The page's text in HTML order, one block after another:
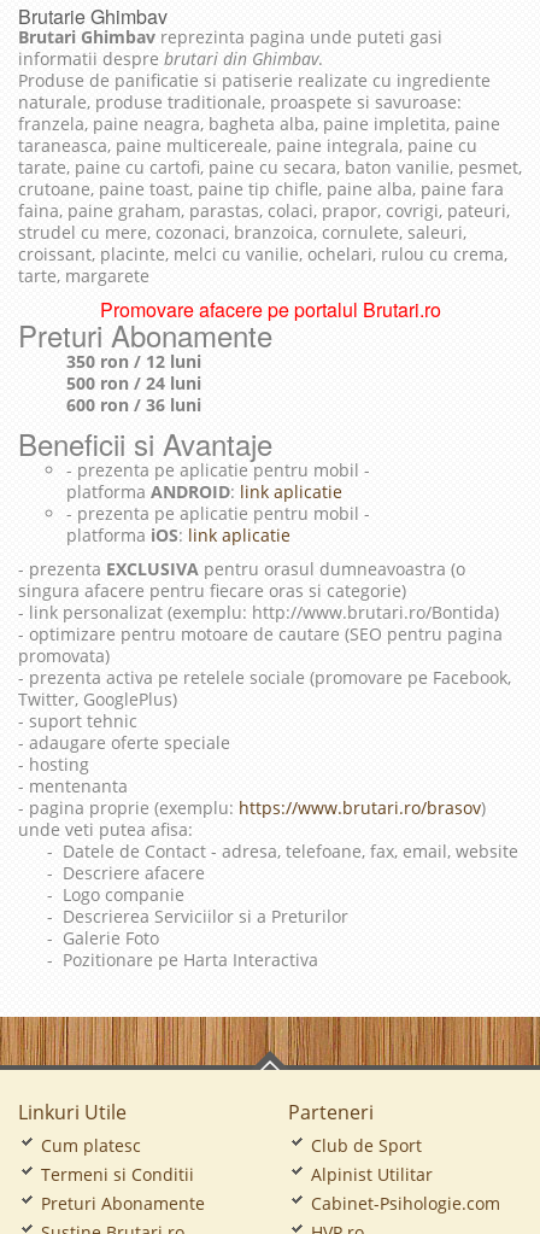
Brutarie Ghimbav
Brutari Ghimbav reprezinta pagina unde puteti gasi
informatii despre brutari din Ghimbav.
Produse de panificatie si patiserie realizate cu ingrediente
naturale, produse traditionale, proaspete si savuroase:
franzela, paine neagra, bagheta alba, paine impletita, paine
taraneasca, paine multicereale, paine integrala, paine cu
tarate, paine cu cartofi, paine cu secara, baton vanilie, pesmet,
crutoane, paine toast, paine tip chifle, paine alba, paine fara
faina, paine graham, parastas, colaci, prapor, covrigi, pateuri,
strudel cu mere, cozonaci, branzoica, cornulete, saleuri,
croissant, placinte, melci cu vanilie, ochelari, rulou cu crema,
tarte, margarete
Promovare afacere pe portalul Brutari.ro
Preturi Abonamente
350 ron / 12 luni
500 ron / 24 luni
600 ron / 36 luni
Beneficii si Avantaje
- prezenta pe aplicatie pentru mobil -
platforma ANDROID: link aplicatie
- prezenta pe aplicatie pentru mobil -
platforma iOS: link aplicatie
- prezenta EXCLUSIVA pentru orasul dumneavoastra (o
singura afacere pentru fiecare oras si categorie)
- link personalizat (exemplu: http://www.brutari.ro/Bontida)
- optimizare pentru motoare de cautare (SEO pentru pagina
promovata)
- prezenta activa pe retelele sociale (promovare pe Facebook,
Twitter, GooglePlus)
- suport tehnic
- adaugare oferte speciale
- hosting
- mentenanta
- pagina proprie (exemplu: https://www.brutari.ro/brasov)
unde veti putea afisa:
- Datele de Contact - adresa, telefoane, fax, email, website
- Descriere afacere
- Logo companie
- Descrierea Serviciilor si a Preturilor
- Galerie Foto
- Pozitionare pe Harta Interactiva
Linkuri Utile
Cum platesc
Termeni si Conditii
Preturi Abonamente
Parteneri
Club de Sport
Alpinist Utilitar
Cabinet-Psihologie.com